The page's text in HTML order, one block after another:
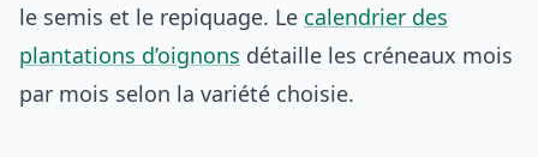
le semis et le repiquage. Le calendrier des
plantations d’oignons détaille les créneaux mois
par mois selon la variété choisie.